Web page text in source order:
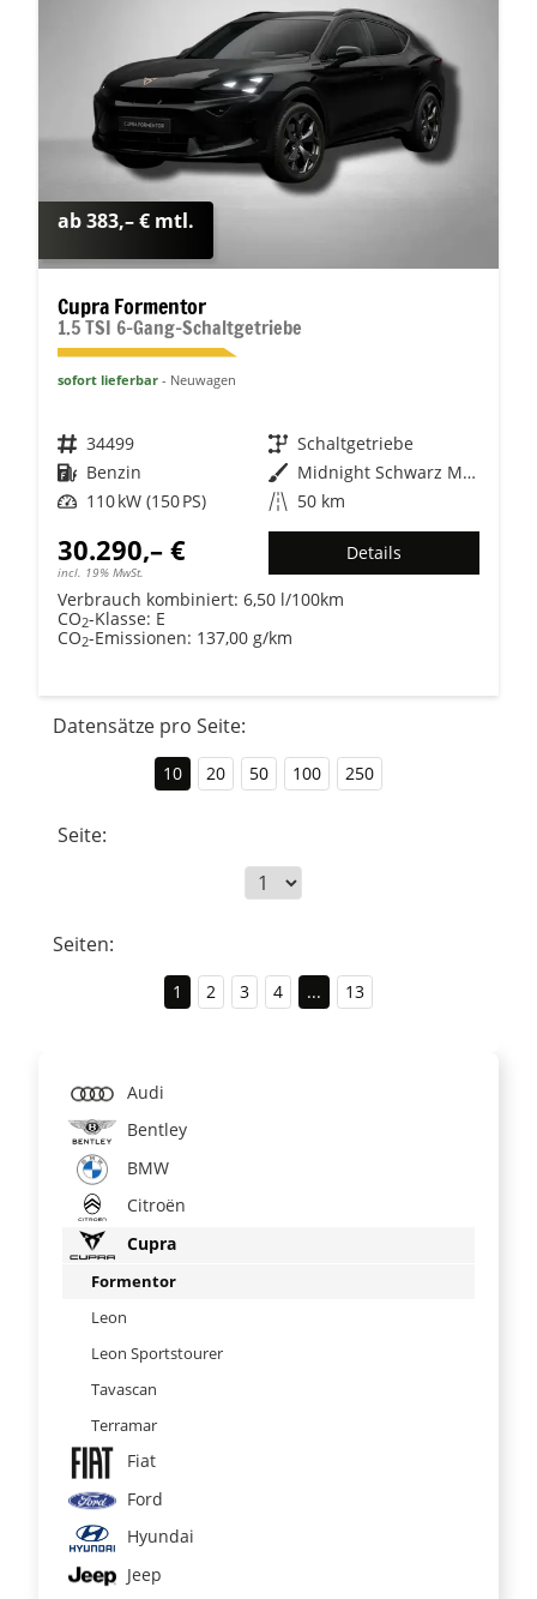
ab 383,– € mtl.
Cupra Formentor
1.5 TSI 6-Gang-Schaltgetriebe
sofort lieferbar Neuwagen
Fahrzeugnr. 34499 Getriebe Schaltgetriebe
Kraftstoff Benzin Außenfarbe
Midnight Schwarz Metallic
Leistung 110 kW (150 PS) Kilometerstand 50 km
30.290,– €
incl. 19% MwSt.
Details
Verbrauch kombiniert: 6,50 l/100km
CO2-Klasse: E
CO2-Emissionen: 137,00 g/km
Datensätze pro Seite:
10 20 50 100 250
Seite:
Seiten:
1 2 3 4 ... 13
Audi
Bentley
BMW
Citroën
Cupra
Formentor
Leon
Leon Sportstourer
Tavascan
Terramar
Fiat
Ford
Hyundai
Jeep